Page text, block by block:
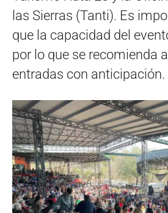
las Sierras (Tanti). Es
que la capacidad del
por lo que se recomienda
entradas con anticipación.